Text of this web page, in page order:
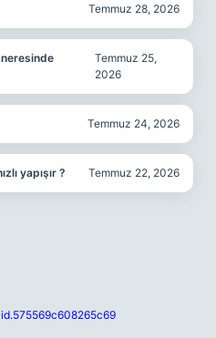
Temmuz 28, 2026
Temmuz 25,
2026
Temmuz 24, 2026
yapışır ? Temmuz 22, 2026